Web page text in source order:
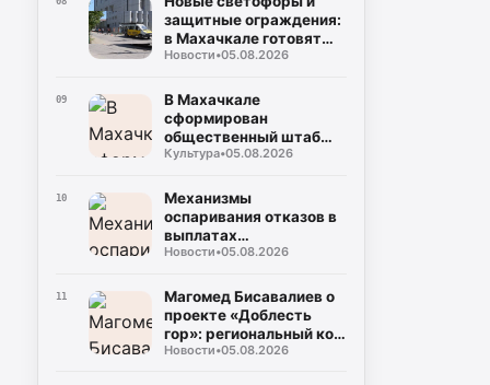
ТКО
защитные ограждения:
в Махачкале готовят
безопасные маршруты
сентября
Новости•05.08.2026
09
В Махачкале
сформирован
общественный штаб
контроля за выборами в
Собрание
Культура•05.08.2026
10
Механизмы
оспаривания отказов в
выплатах
пострадавшим от
ситуаций
Новости•05.08.2026
11
Магомед Бисавалиев о
проекте «Доблесть
гор»: региональный код
общенациональной
Новости•05.08.2026